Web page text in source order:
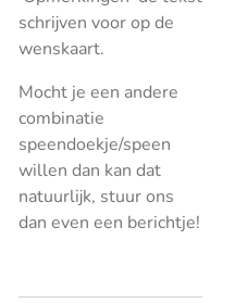
schrijven voor op de
wenskaart.
Mocht je een andere
combinatie
speendoekje/speen
willen dan kan dat
natuurlijk, stuur ons
dan even een berichtje!